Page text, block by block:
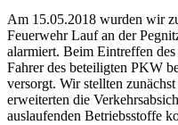
Am 15.05.2018 wurden wir
Feuerwehr Lauf an der
alarmiert. Beim Eintreffen
Fahrer des beteiligten PKW
versorgt. Wir stellten
erweiterten die
auslaufenden Betriebsstoffe